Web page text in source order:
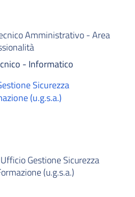
Amministrativo - Area
- Informatico
Sicurezza
(u.g.s.a.)
Gestione Sicurezza
(u.g.s.a.)